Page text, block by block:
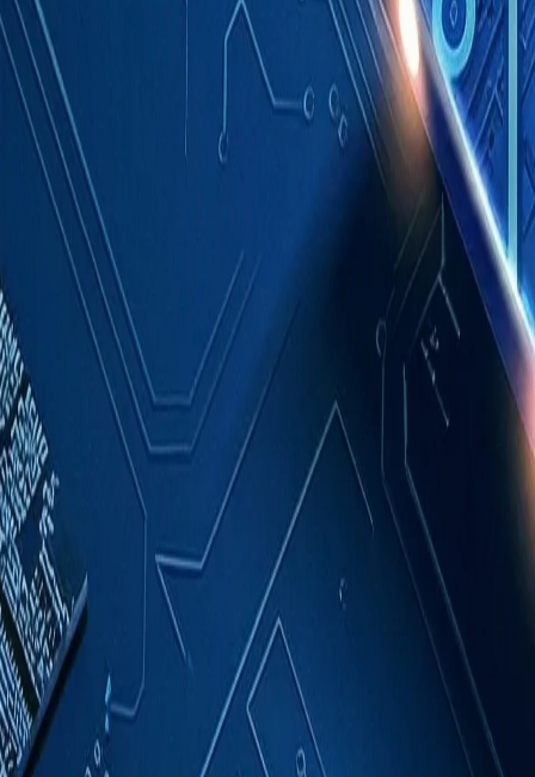
成功案例
關於我們
聯絡我們
繁體中文
索取報價
首頁